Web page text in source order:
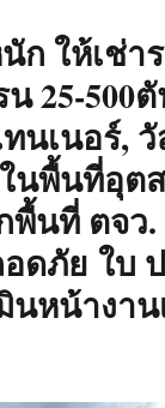
ก ให้เช่า
25-500
นเนอร์,
นพื้นที่อุต
พื้นที่ ตจว
ดภัย ใบ
นหน้างา